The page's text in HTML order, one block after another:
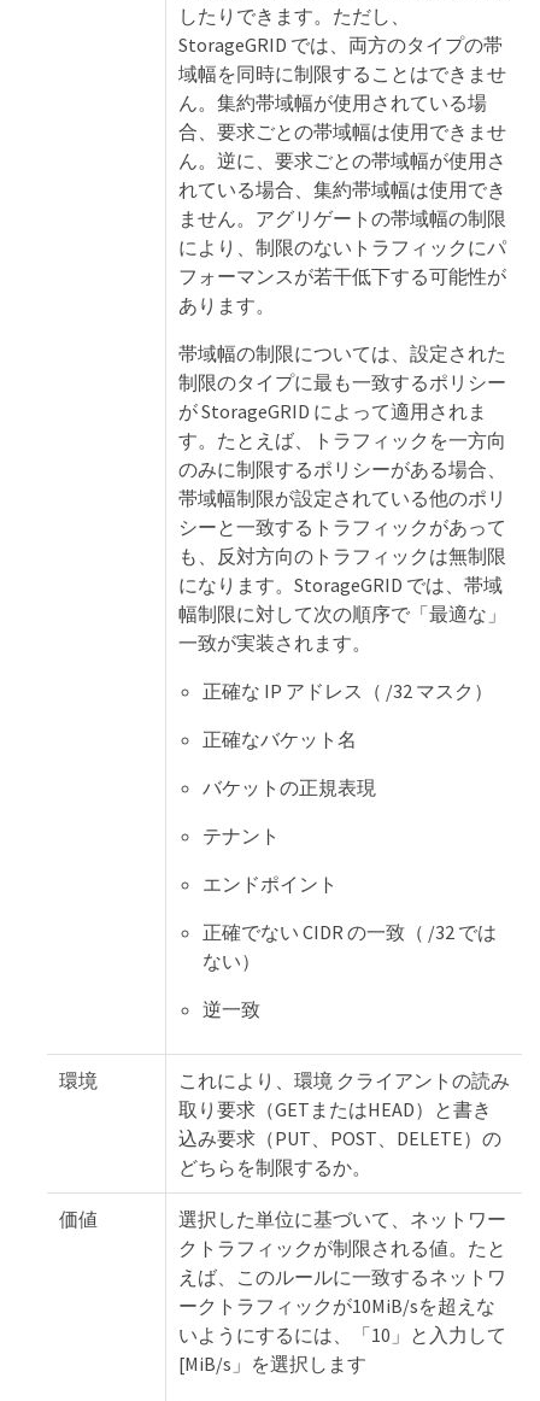
したりできます。ただし、
StorageGRID では、両方のタイプの帯
域幅を同時に制限することはできませ
ん。集約帯域幅が使用されている場
合、要求ごとの帯域幅は使用できませ
ん。逆に、要求ごとの帯域幅が使用さ
れている場合、集約帯域幅は使用でき
ません。アグリゲートの帯域幅の制限
により、制限のないトラフィックにパ
フォーマンスが若干低下する可能性が
あります。
帯域幅の制限については、設定された
制限のタイプに最も一致するポリシー
が StorageGRID によって適用されま
す。たとえば、トラフィックを一方向
のみに制限するポリシーがある場合、
帯域幅制限が設定されている他のポリ
シーと一致するトラフィックがあって
も、反対方向のトラフィックは無制限
になります。StorageGRID では、帯域
幅制限に対して次の順序で「最適な」
一致が実装されます。
正確な IP アドレス（ /32 マスク）
正確なバケット名
バケットの正規表現
テナント
エンドポイント
正確でない CIDR の一致（ /32 では
ない）
逆一致
環境
これにより、環境 クライアントの読み
取り要求（GETまたはHEAD）と書き
込み要求（PUT、POST、DELETE）の
どちらを制限するか。
価値
選択した単位に基づいて、ネットワー
クトラフィックが制限される値。たと
えば、このルールに一致するネットワ
ークトラフィックが10MiB/sを超えな
いようにするには、「10」と入力して
[MiB/s」を選択します